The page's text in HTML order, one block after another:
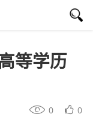
等学历
0 0